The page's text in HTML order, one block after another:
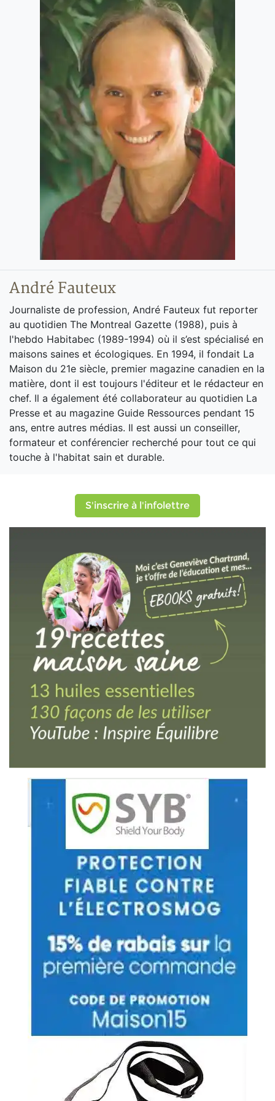
André Fauteux
Journaliste de profession, André Fauteux fut reporter
au quotidien The Montreal Gazette (1988), puis à
l'hebdo Habitabec (1989-1994) où il s’est spécialisé en
maisons saines et écologiques. En 1994, il fondait La
Maison du 21e siècle, premier magazine canadien en la
matière, dont il est toujours l'éditeur et le rédacteur en
chef. Il a également été collaborateur au quotidien La
Presse et au magazine Guide Ressources pendant 15
ans, entre autres médias. Il est aussi un conseiller,
formateur et conférencier recherché pour tout ce qui
touche à l'habitat sain et durable.
S'inscrire à l'infolettre